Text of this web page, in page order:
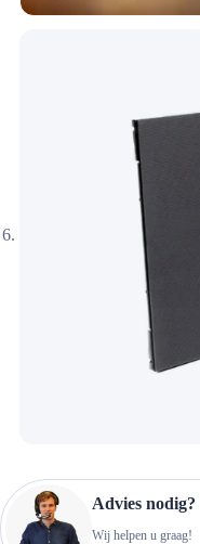
Advies nodig?
Wij helpen u graag!